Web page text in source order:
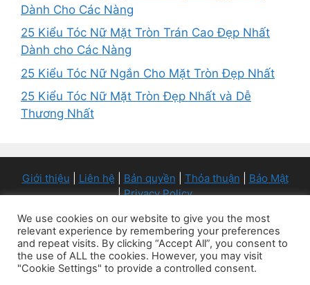
Dành Cho Các Nàng
25 Kiểu Tóc Nữ Mặt Tròn Trán Cao Đẹp Nhất
Dành cho Các Nàng
25 Kiểu Tóc Nữ Ngắn Cho Mặt Tròn Đẹp Nhất
25 Kiểu Tóc Nữ Mặt Tròn Đẹp Nhất và Dễ
Thương Nhất
Giới thiệu Liên hệ Bản quyền Thỏa thuận
Bảo Mật
|Privacy Policy
Đơn Giản và Đẹp cung cấp nội dung mang tính tham khảo. Nếu bạn
đang có bất cứ vấn đề lo lắng gì về thời trang, sức khỏe, làm đẹp vv..,
hãy hỏi ý kiến của các chuyên gia trong lĩnh vựa đó. Vui lòng xem
trangThỏa thuận người sử dụngtrước khi quyết định sử dụng site này.
We use cookies on our website to give you the most
relevant experience by remembering your preferences
and repeat visits. By clicking “Accept All”, you consent to
the use of ALL the cookies. However, you may visit
"Cookie Settings" to provide a controlled consent.